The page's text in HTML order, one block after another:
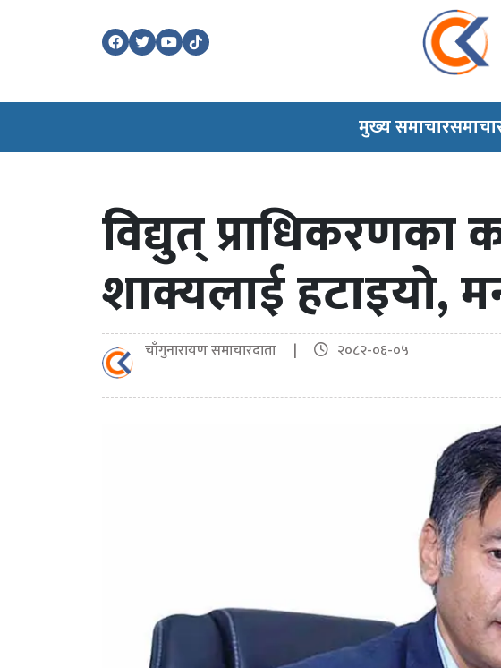
मुख्य समाचार
विद्युत् प्राधिकरणका
शाक्यलाई हटाइयो,
चाँगुनारायण समाचारदाता | २०८२-०६-०५